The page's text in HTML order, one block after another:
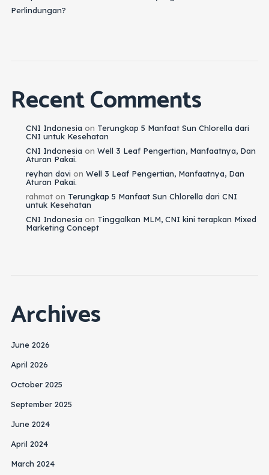
Perlindungan?
Recent Comments
CNI Indonesia on Terungkap 5 Manfaat Sun Chlorella dari
CNI untuk Kesehatan
CNI Indonesia on Well 3 Leaf Pengertian, Manfaatnya, Dan
Aturan Pakai.
reyhan davi on Well 3 Leaf Pengertian, Manfaatnya, Dan
Aturan Pakai.
rahmaton Terungkap 5 Manfaat Sun Chlorella dari CNI
untuk Kesehatan
CNI Indonesia on Tinggalkan MLM, CNI kini terapkan Mixed
Marketing Concept
Archives
June 2026
April 2026
October 2025
September 2025
June 2024
April 2024
March 2024